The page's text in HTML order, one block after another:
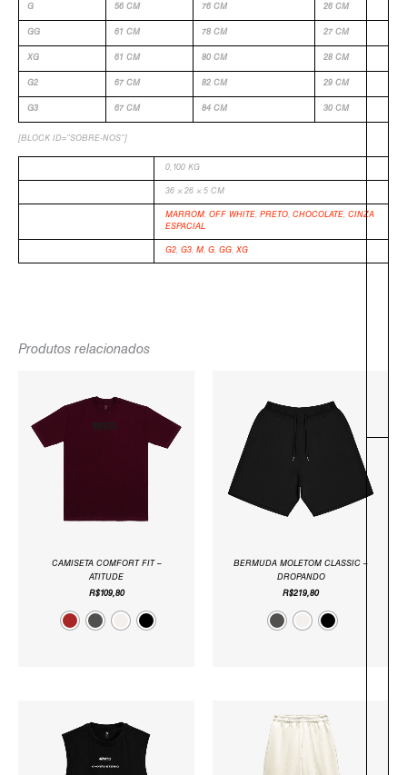
G 56 CM 76 CM 26 CM
GG 61 CM 78 CM 27 CM
XG 61 CM 80 CM 28 CM
G2 67 CM 82 CM 29 CM
G3 67 CM 84 CM 30 CM
[BLOCK ID=”SOBRE-NOS”]
0,100 KG
36 × 26 × 5 CM
MARROM,OFF WHITE,PRETO,CHOCOLATE,CINZA
ESPACIAL
G2,G3,M,G,GG,XG
Produtos relacionados
CAMISETA COMFORT FIT –
ATITUDE
R$109,80
BERMUDA MOLETOM CLASSIC –
DROPANDO
R$219,80